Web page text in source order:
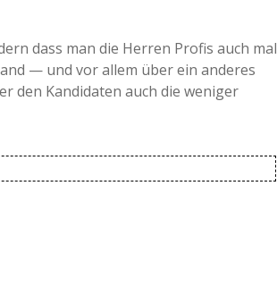
dass man die Herren Profis auch mal
— und vor allem über ein anderes
den Kandidaten auch die weniger